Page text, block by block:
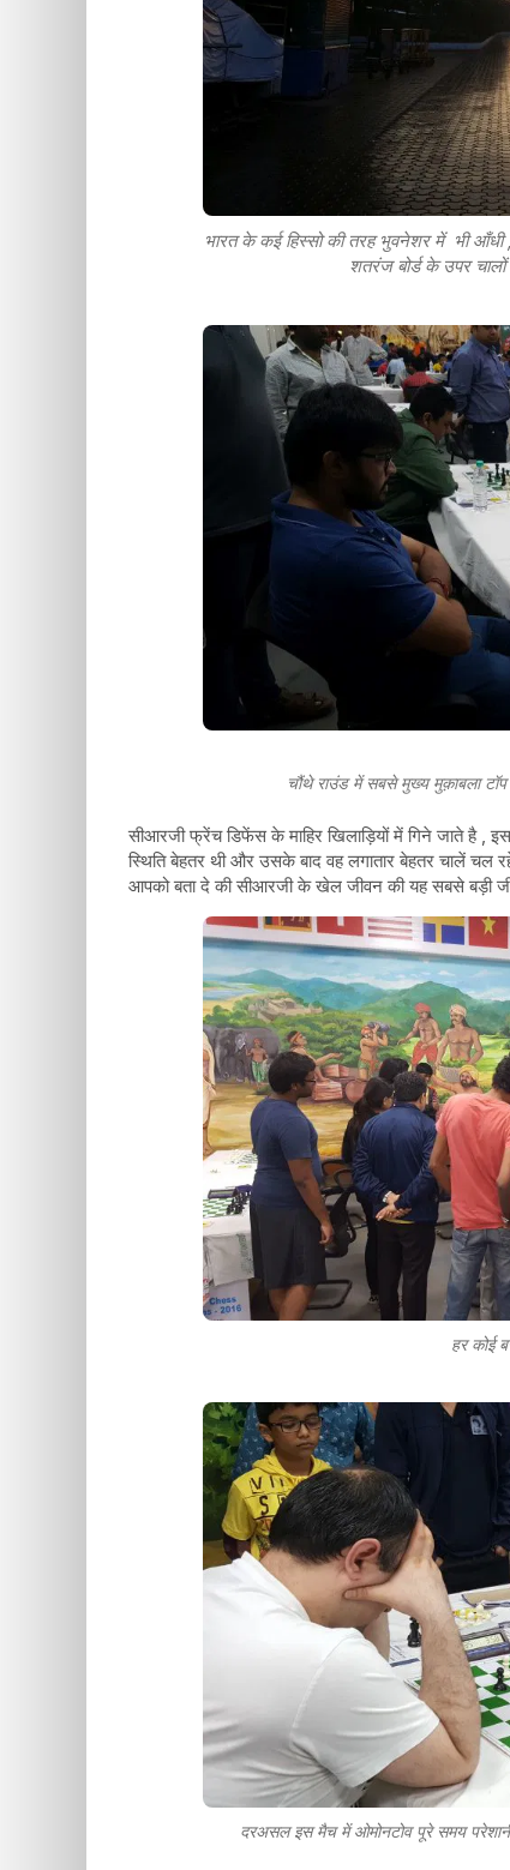
भारत के कई हिस्सो की तरह भुवनेशर में भी आँधी
शतरंज बोर्ड के उपर
चौंथे राउंड में सबसे मुख्य मुक़ाबला
सीआरजी फ्रेंच डिफेंस के माहिर खिलाड़ियों में गिने जाते है ,
स्थिति बेहतर थी और उसके बाद वह लगातार बेहतर चालें चल
आपको बता दे की सीआरजी के खेल जीवन की यह सबसे बड़ी
हर कोई
दरअसल इस मैच में ओमोनटोव पूरे समय